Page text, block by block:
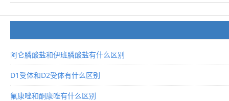
阿仑膦酸盐和伊班膦酸盐有什么区别
D1受体和D2受体有什么区别
氟康唑和酮康唑有什么区别